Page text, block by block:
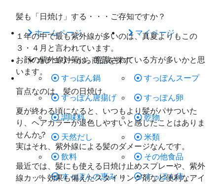
ホームページ マイページ
カテゴリーから商品を探す
すっぽん鍋
すっぽんスープ
すっぽん唐揚げ
すっぽん卵
調味料
乾物
天然だし
米類
飲料
その他食品
すっぽんの恵み
すっぽん侍
髪も「日焼け」する・・・ご存知ですか？
１年の中で最も紫外線が多いのは、真夏よりもこの
３・４月と言われています。
お顔の紫外線対策は、意識されている方が多いかと思
います。
盲点なのは、髪の日焼け。
夏が終わる頃になると、いつもより髪がパサついた
り、ヘアカラーが退色しやすいと感じたことはありま
せんか？
実はそれ、紫外線による髪のダメージなんです。
最近では、髪にも使える日焼け止めスプレーや、紫外
線カット効果も備えたスタイリング剤など便利なアイ